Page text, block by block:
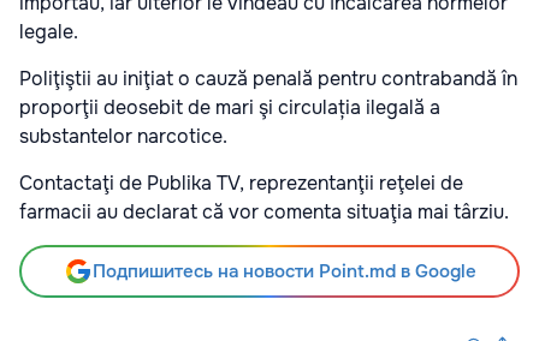
legale.
Poliţiştii au iniţiat o cauză penală pentru contrabandă în
proporţii deosebit de mari şi circulația ilegală a
substantelor narcotice.
Contactaţi de Publika TV, reprezentanţii reţelei de
farmacii au declarat că vor comenta situaţia mai târziu.
Подпишитесь на новости Point.md в Google